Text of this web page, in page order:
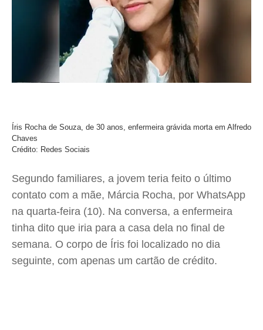
Íris Rocha de Souza, de 30 anos, enfermeira grávida morta em Alfredo
Chaves
Crédito: Redes Sociais
Segundo familiares, a jovem teria feito o último
contato com a mãe, Márcia Rocha, por WhatsApp
na quarta-feira (10). Na conversa, a enfermeira
tinha dito que iria para a casa dela no final de
semana. O corpo de Íris foi localizado no dia
seguinte, com apenas um cartão de crédito.